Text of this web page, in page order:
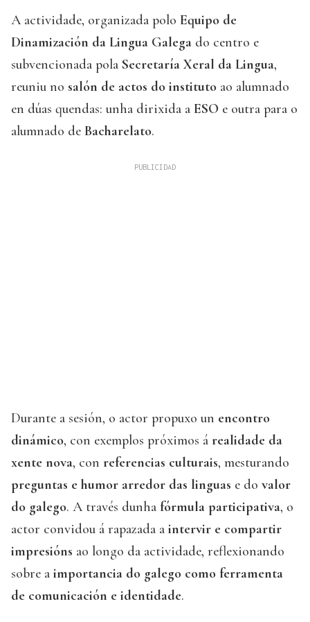
A actividade, organizada polo Equipo de
Dinamización da Lingua Galega do centro e
subvencionada pola Secretaría Xeral da Lingua,
reuniu no salón de actos do instituto ao alumnado
en dúas quendas: unha dirixida a ESO e outra para o
alumnado de Bacharelato.
Durante a sesión, o actor propuxo un encontro
dinámico, con exemplos próximos á realidade da
xente nova, con referencias culturais, mesturando
preguntas e humor arredor das linguas e do valor
do galego. A través dunha fórmula participativa, o
actor convidou á rapazada a intervir e compartir
impresións ao longo da actividade, reflexionando
sobre a importancia do galego como ferramenta
de comunicación e identidade.